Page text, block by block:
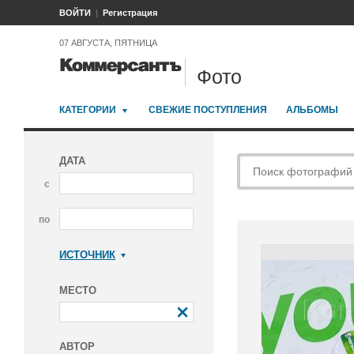
ВОЙТИ Регистрация
07 АВГУСТА, ПЯТНИЦА
Фото
КАТЕГОРИИ СВЕЖИЕ ПОСТУПЛЕНИЯ АЛЬБОМЫ
ДАТА
с
по
ИСТОЧНИК
МЕСТО
АВТОР